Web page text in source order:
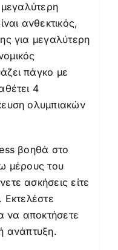
μεγαλύτερη
ανθεκτικός,
για μεγαλύτερη
πάγκο με
4
ολυμπιακών
βοηθά στο
μέρους του
ασκήσεις είτε
Εκτελέστε
να αποκτήσετε
ανάπτυξη.